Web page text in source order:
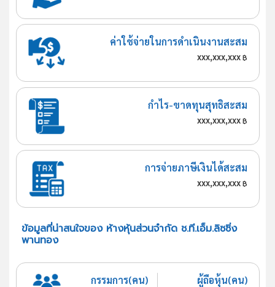
ค่าใช้จ่ายในการดำเนินงานสะสม
xxx,xxx,xxx฿
กำไร-ขาดทุนสุทธิสะสม
xxx,xxx,xxx฿
การจ่ายภาษีเงินได้สะสม
xxx,xxx,xxx฿
ข้อมูลที่น่าสนใจของ ห้างหุ้นส่วนจำกัด ช.ที.เอ็ม.ลิซซิ่ง
พานทอง
กรรมการ(คน) ผู้ถือหุ้น(คน)